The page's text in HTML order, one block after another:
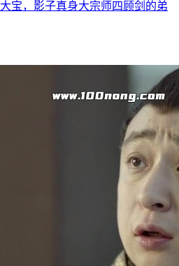
宝，影子真身大宗师四顾剑的弟